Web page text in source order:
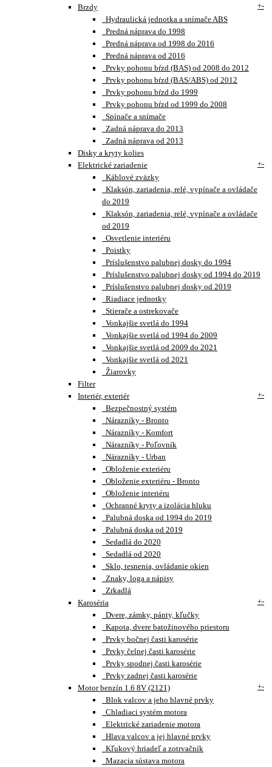
Brzdy
+-
Hydraulická jednotka a snímače ABS
Predná náprava do 1998
Predná náprava od 1998 do 2016
Predná náprava od 2016
Prvky pohonu bŕzd (BAS) od 2008 do 2012
Prvky pohonu bŕzd (BAS/ABS) od 2012
Prvky pohonu bŕzd do 1999
Prvky pohonu bŕzd od 1999 do 2008
Spínače a snímače
Zadná náprava do 2013
Zadná náprava od 2013
Disky a kryty kolies
Elektrické zariadenie
+-
Káblové zväzky
Klaksón, zariadenia, relé, vypínače a ovládače
do 2019
Klaksón, zariadenia, relé, vypínače a ovládače
od 2019
Osvetlenie interiéru
Poistky
Príslušenstvo palubnej dosky do 1994
Príslušenstvo palubnej dosky od 1994 do 2019
Príslušenstvo palubnej dosky od 2019
Riadiace jednotky
Stierače a ostrekovače
Vonkajšie svetlá do 1994
Vonkajšie svetlá od 1994 do 2009
Vonkajšie svetlá od 2009 do 2021
Vonkajšie svetlá od 2021
Žiarovky
Filter
Interiér, exteriér
+-
Bezpečnostný systém
Nárazníky - Bronto
Nárazníky - Komfort
Nárazníky - Poľovník
Nárazníky - Urban
Obloženie exteriéru
Obloženie exteriéru - Bronto
Obloženie interiéru
Ochranné kryty a izolácia hluku
Palubná doska od 1994 do 2019
Palubná doska od 2019
Sedadlá do 2020
Sedadlá od 2020
Sklo, tesnenia, ovládanie okien
Znaky, loga a nápisy
Zrkadlá
Karoséria
+-
Dvere, zámky, pánty, kľučky
Kapota, dvere batožinového priestoru
Prvky bočnej časti karosérie
Prvky čelnej časti karosérie
Prvky spodnej časti karosérie
Prvky zadnej časti karosérie
Motor benzín 1.6 8V (2121)
+-
Blok valcov a jeho hlavné prvky
Chladiaci systém motora
Elektrické zariadenie motora
Hlava valcov a jej hlavné prvky
Kľukový hriadeľ a zotrvačník
Mazacia sústava motora